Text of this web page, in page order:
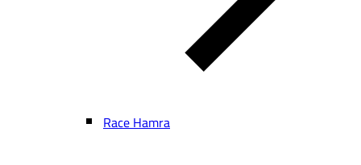
Race Hamra